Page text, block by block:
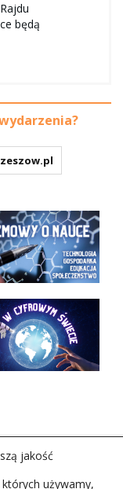
będą
jakość
używamy,